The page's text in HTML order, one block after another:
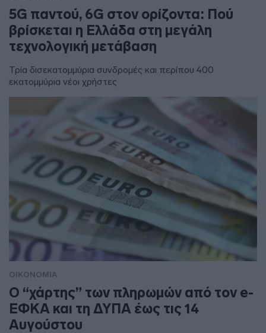
5G παντού, 6G στον ορίζοντα: Πού
βρίσκεται η Ελλάδα στη μεγάλη
τεχνολογική μετάβαση
Τρία δισεκατομμύρια συνδρομές και περίπου 400
εκατομμύρια νέοι χρήστες
ΟΙΚΟΝΟΜΙΑ
Ο “χάρτης” των πληρωμών από τον e-
ΕΦΚΑ και τη ΔΥΠΑ έως τις 14
Αυγούστου